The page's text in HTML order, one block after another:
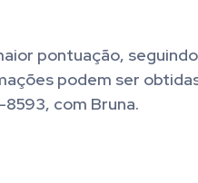
pontuação,
podem ser
com Bruna.